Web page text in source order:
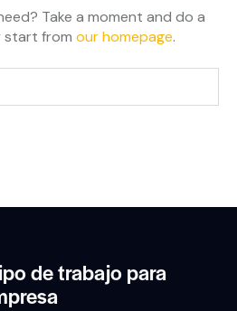
Take a moment and do a
start from our homepage.
de trabajo para